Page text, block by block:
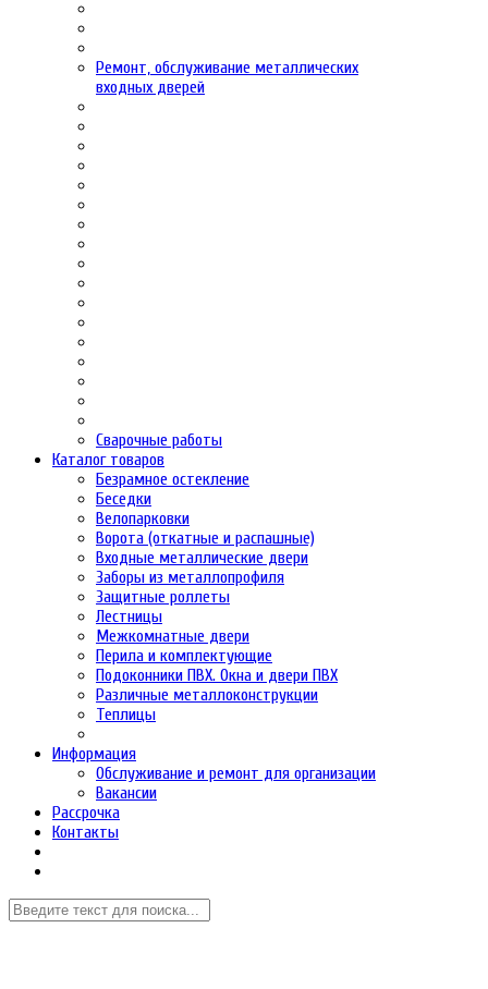
Ремонт, обслуживание металлических
входных дверей
Сварочные работы
Каталог товаров
Безрамное остекление
Беседки
Велопарковки
Ворота (откатные и распашные)
Входные металлические двери
Заборы из металлопрофиля
Защитные роллеты
Лестницы
Межкомнатные двери
Перила и комплектующие
Подоконники ПВХ. Окна и двери ПВХ
Различные металлоконструкции
Теплицы
Информация
Обслуживание и ремонт для организации
Вакансии
Рассрочка
Контакты